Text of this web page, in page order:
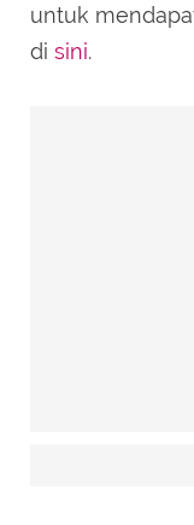
untuk
di sini.